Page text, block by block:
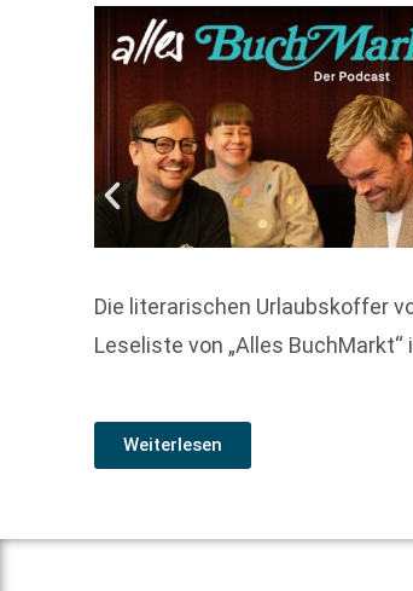
Die literarischen Urlaubskoffer
Leseliste von „Alles
Weiterlesen